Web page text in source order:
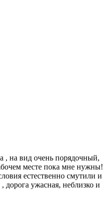
, на вид очень порядочный,
месте пока мне нужны!
естественно смутили и
дорога ужасная, неблизко и